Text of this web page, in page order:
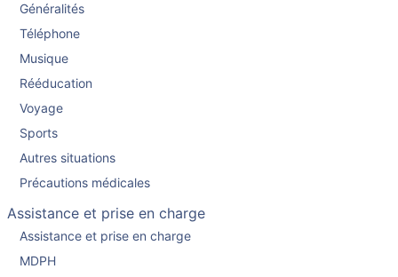
Généralités
Téléphone
Musique
Rééducation
Voyage
Sports
Autres situations
Précautions médicales
Assistance et prise en charge
Assistance et prise en charge
MDPH